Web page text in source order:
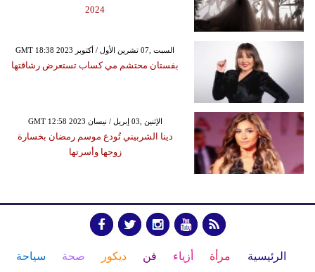
2024
GMT 18:38 2023 السبت ,07 تشرين الأول / أكتوبر
بفستان محتشم مي كساب تستعرض رشاقتها
GMT 12:58 2023 الإثنين ,03 إبريل / نيسان
دينا الشربيني تُودع موسم رمضان بخسارة
زوجها وأسرتها
الرئيسية مرأة أزياء فن ديكور صحة سياحة